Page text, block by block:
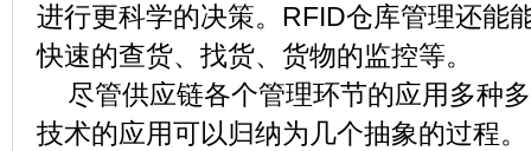
进行更科学的决策。RFID仓库管理还能
快速的查货、找货、货物的监控等。
尽管供应链各个管理环节的应用多种
技术的应用可以归纳为几个抽象的过程